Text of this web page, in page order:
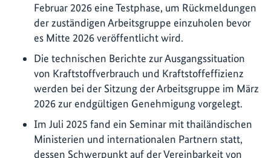
Februar 2026 eine Testphase, um Rückmeldungen
der zuständigen Arbeitsgruppe einzuholen bevor
es Mitte 2026 veröffentlicht wird.
Die technischen Berichte zur Ausgangssituation
von Kraftstoffverbrauch und Kraftstoffeffizienz
werden bei der Sitzung der Arbeitsgruppe im März
2026 zur endgültigen Genehmigung vorgelegt.
Im Juli 2025 fand ein Seminar mit thailändischen
Ministerien und internationalen Partnern statt,
dessen Schwerpunkt auf der Vereinbarkeit von